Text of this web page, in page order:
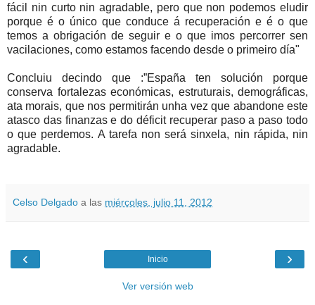
fácil nin curto nin agradable, pero que non podemos eludir
porque é o único que conduce á recuperación e é o que
temos a obrigación de seguir e o que imos percorrer sen
vacilaciones, como estamos facendo desde o primeiro día"
Concluiu decindo que :”España ten solución porque
conserva fortalezas económicas, estruturais, demográficas,
ata morais, que nos permitirán unha vez que abandone este
atasco das finanzas e do déficit recuperar paso a paso todo
o que perdemos. A tarefa non será sinxela, nin rápida, nin
agradable.
Celso Delgado a las miércoles, julio 11, 2012
‹ ›
Inicio
Ver versión web